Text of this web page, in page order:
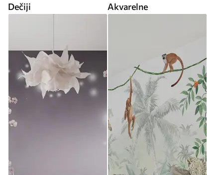
Dečiji Akvarelne